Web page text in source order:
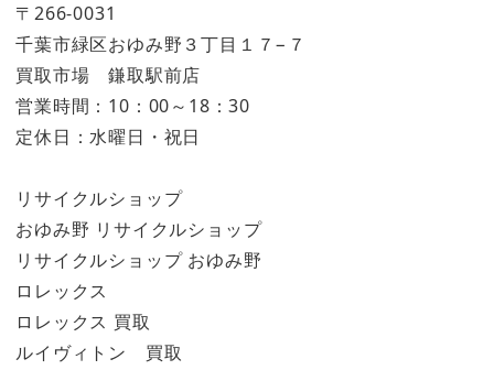
〒266-0031
千葉市緑区おゆみ野３丁目１７−７
買取市場 鎌取駅前店
営業時間：10：00～18：30
定休日：水曜日・祝日
リサイクルショップ
おゆみ野 リサイクルショップ
リサイクルショップ おゆみ野
ロレックス
ロレックス 買取
ルイヴィトン 買取